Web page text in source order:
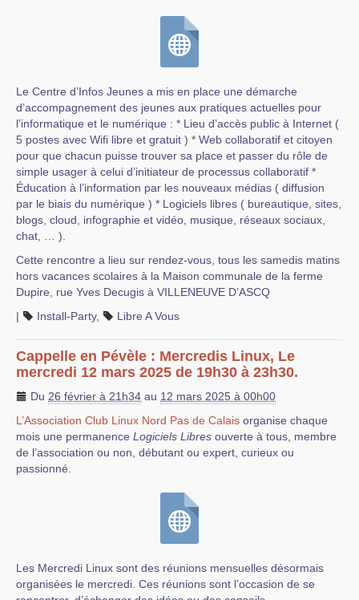
Le Centre d’Infos Jeunes a mis en place une démarche
d’accompagnement des jeunes aux pratiques actuelles pour
l’informatique et le numérique : * Lieu d’accès public à Internet (
5 postes avec Wifi libre et gratuit ) * Web collaboratif et citoyen
pour que chacun puisse trouver sa place et passer du rôle de
simple usager à celui d’initiateur de processus collaboratif *
Éducation à l’information par les nouveaux médias ( diffusion
par le biais du numérique ) * Logiciels libres ( bureautique, sites,
blogs, cloud, infographie et vidéo, musique, réseaux sociaux,
chat, … ).
Cette rencontre a lieu sur rendez-vous, tous les samedis matins
hors vacances scolaires à la Maison communale de la ferme
Dupire, rue Yves Decugis à VILLENEUVE D’ASCQ
|
Install-Party, Libre A Vous
Cappelle en Pévèle : Mercredis Linux, Le
mercredi 12 mars 2025 de 19h30 à 23h30.
Du 26 février à 21h34 au 12 mars 2025 à 00h00
L’Association Club Linux Nord Pas de Calais organise chaque
mois une permanence Logiciels Libres ouverte à tous, membre
de l’association ou non, débutant ou expert, curieux ou
passionné.
Les Mercredi Linux sont des réunions mensuelles désormais
organisées le mercredi. Ces réunions sont l’occasion de se